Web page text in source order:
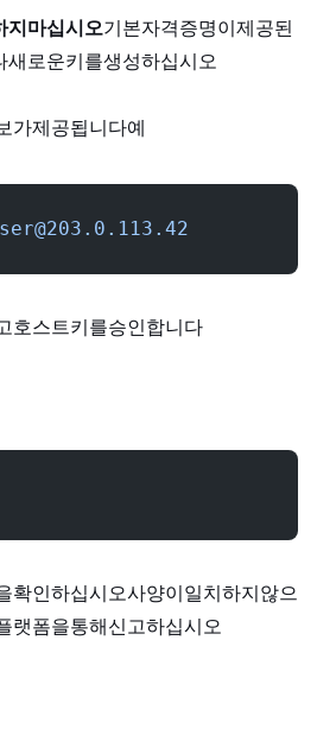
마십시오.기본 자격 증명이 제공된
로운 SSH 키를 생성하십시오.
가 제공됩니다. 예:
호스트 키를 승인합니다.
버전을 확인하십시오. 사양이 일치하지 않으
랫폼을 통해 신고하십시오.